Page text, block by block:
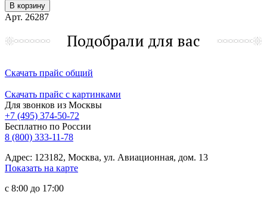
В корзину
Арт. 26287
Подобрали для вас
Скачать прайс общий
Скачать прайс с картинками
Для звонков из Москвы
+7 (495) 374-50-72
Бесплатно по России
8 (800) 333-11-78
Адрес: 123182, Москва, ул. Авиационная, дом. 13
Показать на карте
с 8:00 до 17:00